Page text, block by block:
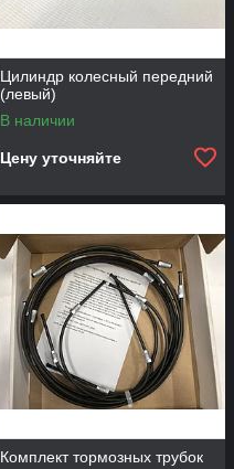
Цилиндр колесный передний
(левый)
В наличии
Цену уточняйте
Комплект тормозных трубок